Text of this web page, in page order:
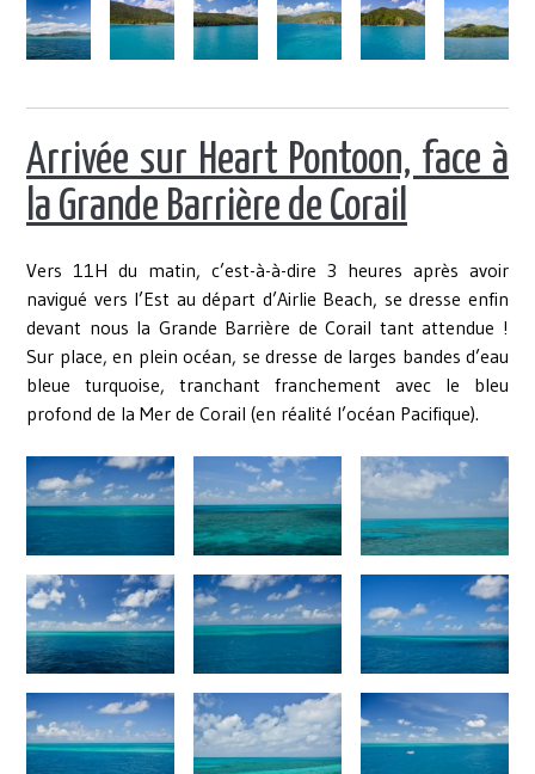
Arrivée sur Heart Pontoon, face à
la Grande Barrière de Corail
Vers 11H du matin, c’est-à-à-dire 3 heures après avoir
navigué vers l’Est au départ d’Airlie Beach, se dresse enfin
devant nous la Grande Barrière de Corail tant attendue !
Sur place, en plein océan, se dresse de larges bandes d’eau
bleue turquoise, tranchant franchement avec le bleu
profond de la Mer de Corail (en réalité l’océan Pacifique).